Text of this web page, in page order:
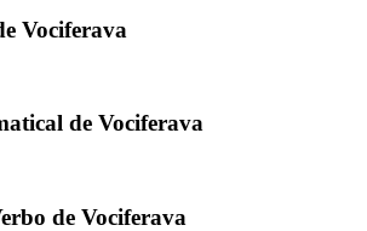
Vociferava
de Vociferava
de Vociferava